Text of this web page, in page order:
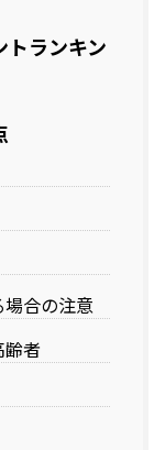
トランキン
合の注意
齢者